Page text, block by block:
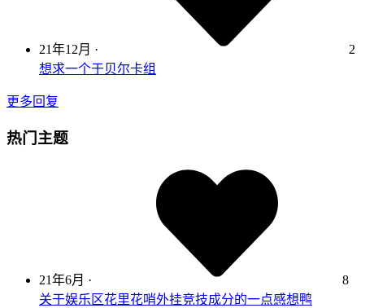
21年12月 ·
2
想求一个于贝尔卡组
更多回复
热门主题
21年6月 ·
8
关于娱乐区花里花哨外挂竞技成分的一点感想鸭